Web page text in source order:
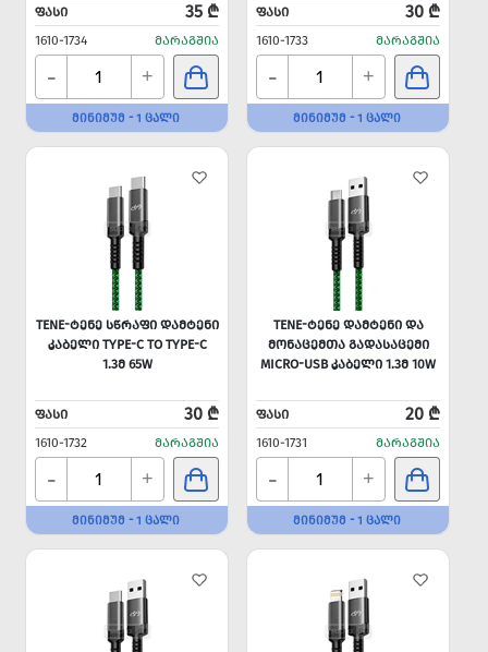
ᲤᲐᲡᲘ 35 ₾
1610-1734 ᲛᲐᲠᲐᲒᲨᲘᲐ
- +
ᲛᲘᲜᲘᲛᲣᲛ - 1 ᲪᲐᲚᲘ
ᲤᲐᲡᲘ 30 ₾
1610-1733 ᲛᲐᲠᲐᲒᲨᲘᲐ
- +
ᲛᲘᲜᲘᲛᲣᲛ - 1 ᲪᲐᲚᲘ
TENE-ᲢᲔᲜᲔ ᲡᲬᲠᲐᲤᲘ ᲓᲐᲛᲢᲔᲜᲘ
ᲙᲐᲑᲔᲚᲘ TYPE-C TO TYPE-C
1.3Მ 65W
ᲤᲐᲡᲘ 30 ₾
1610-1732 ᲛᲐᲠᲐᲒᲨᲘᲐ
- +
ᲛᲘᲜᲘᲛᲣᲛ - 1 ᲪᲐᲚᲘ
TENE-ᲢᲔᲜᲔ ᲓᲐᲛᲢᲔᲜᲘ ᲓᲐ
ᲛᲝᲜᲐᲪᲔᲛᲗᲐ ᲒᲐᲓᲐᲡᲐᲪᲔᲛᲘ
MICRO-USB ᲙᲐᲑᲔᲚᲘ 1.3Მ 10W
ᲤᲐᲡᲘ 20 ₾
1610-1731 ᲛᲐᲠᲐᲒᲨᲘᲐ
- +
ᲛᲘᲜᲘᲛᲣᲛ - 1 ᲪᲐᲚᲘ